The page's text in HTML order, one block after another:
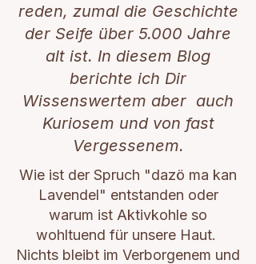
reden, zumal die Geschichte
der Seife über 5.000 Jahre
alt ist. In diesem Blog
berichte ich Dir
Wissenswertem aber auch
Kuriosem und von fast
Vergessenem.
Wie ist der Spruch "dazö ma kan
Lavendel" entstanden oder
warum ist Aktivkohle so
wohltuend für unsere Haut.
Nichts bleibt im Verborgenem und